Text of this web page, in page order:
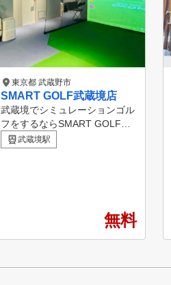
東京都 武蔵野市
SMART GOLF武蔵境店
武蔵境でシミュレーションゴル
フをするならSMART GOLF。
武蔵境店は2ブースの空間で集
中してゴルフ練習をしていただ
をしていただける環境をご用意
武蔵境駅
無料